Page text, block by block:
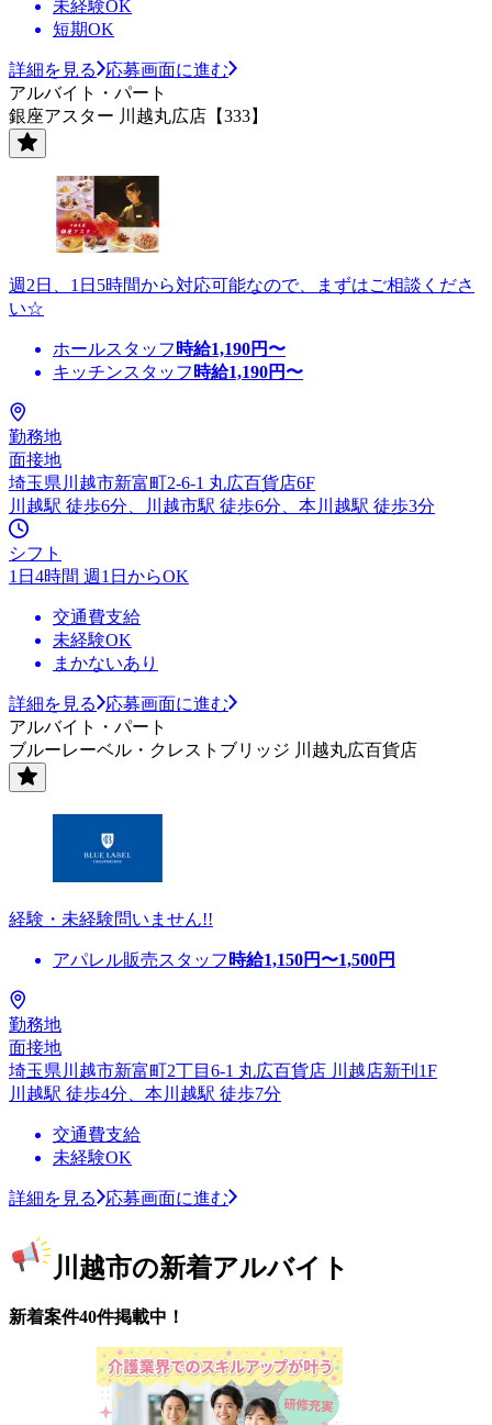
未経験OK
短期OK
詳細を見る
応募画面に進む
アルバイト・パート
銀座アスター 川越丸広店【333】
週2日、1日5時間から対応可能なので、まずはご相談くださ
い☆
ホールスタッフ 時給1,190円〜
キッチンスタッフ 時給1,190円〜
勤務地
面接地
埼玉県川越市新富町2-6-1 丸広百貨店6F
川越駅 徒歩6分、川越市駅 徒歩6分、本川越駅 徒歩3分
シフト
1日4時間 週1日からOK
交通費支給
未経験OK
まかないあり
詳細を見る
応募画面に進む
アルバイト・パート
ブルーレーベル・クレストブリッジ 川越丸広百貨店
経験・未経験問いません!!
アパレル販売スタッフ 時給1,150円〜1,500円
勤務地
面接地
埼玉県川越市新富町2丁目6-1 丸広百貨店 川越店新刊1F
川越駅 徒歩4分、本川越駅 徒歩7分
交通費支給
未経験OK
詳細を見る 応募画面に進む
川越市の新着アルバイト
新着案件40件掲載中！